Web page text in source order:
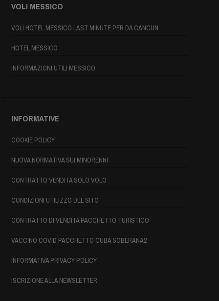
VOLI MESSICO
VOLI HOTEL MESSICO LAST MINUTE PER DA CANCUN
HOTEL MESSICO
INFORMAZIONI UTILI MESSICO
INFORMATIVE
COOKIE POLICY
NUOVA NORMATIVA SUI MINORENNI
CONTRATTO VENDITA SOLO VOLO
CONDIZIONI UTILIZZO DEL SITO
CONTRATTO DI VENDITA PACCHETTO TURISTICO
VACCINO COVID PACCHETTO CUBA SOBERANA2
INFORMATIVA PRIVACY POLICY
ISCRIZIONE ALLA NEWSLETTER